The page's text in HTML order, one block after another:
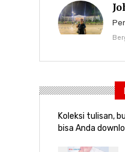
Koleksi tulisan,
bisa Anda